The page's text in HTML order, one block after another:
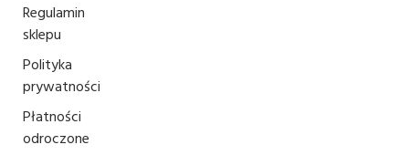
Regulamin
sklepu
Polityka
prywatności
Płatności
odroczone